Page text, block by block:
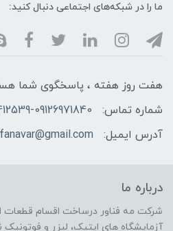
ما را در شبکه‌های اجتماعی دنبال کنید:
هفت روز هفته ، پاسخگوی شما
شماره تماس:
09126971840
آدرس ایمیل:
درباره ما
شرکت مه فناور درساخت اقسام قطعات
آزمایشگاه های اپتیک، لیزر و فوتونیک